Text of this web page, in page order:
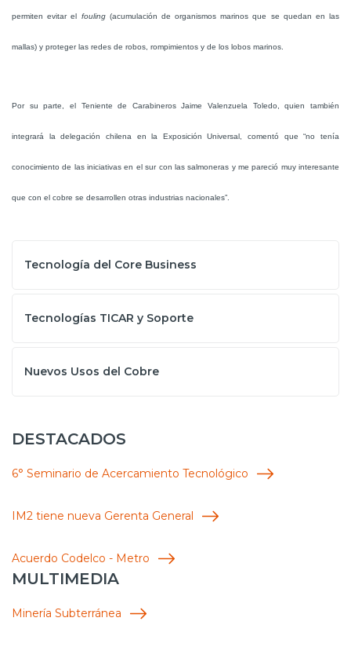
permiten evitar el fouling(acumulación de organismos marinos que se quedan en las
mallas) y proteger las redes de robos, rompimientos y de los lobos marinos.
Por su parte, el Teniente de Carabineros Jaime Valenzuela Toledo, quien también
integrará la delegación chilena en la Exposición Universal, comentó que “no tenía
conocimiento de las iniciativas en el sur con las salmoneras y me pareció muy interesante
que con el cobre se desarrollen otras industrias nacionales”.
Tecnología del Core Business
Tecnologías TICAR y Soporte
Nuevos Usos del Cobre
DESTACADOS
6° Seminario de Acercamiento Tecnológico
IM2 tiene nueva Gerenta General
Acuerdo Codelco - Metro
MULTIMEDIA
Minería Subterránea